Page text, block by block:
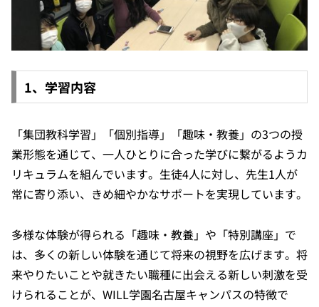
1、学習内容
「集団教科学習」「個別指導」「趣味・教養」の3つの授
業形態を通じて、一人ひとりに合った学びに繋がるようカ
リキュラムを組んでいます。生徒4人に対し、先生1人が
常に寄り添い、きめ細やかなサポートを実現しています。
多様な体験が得られる「趣味・教養」や「特別講座」で
は、多くの新しい体験を通じて将来の視野を広げます。将
来やりたいことや就きたい職種に出会える新しい刺激を受
けられることが、WILL学園名古屋キャンパスの特徴で